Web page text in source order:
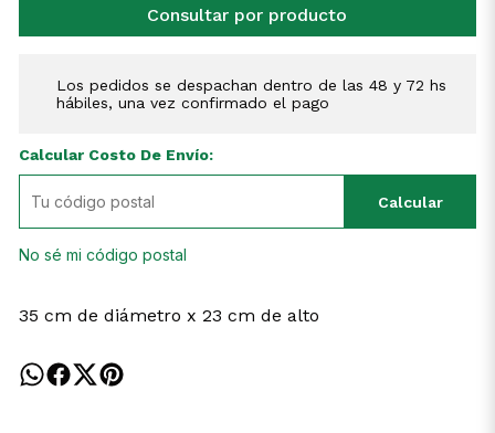
Consultar por producto
Los pedidos se despachan dentro de las 48 y 72 hs
hábiles, una vez confirmado el pago
Calcular Costo De Envío:
Calcular
No sé mi código postal
35 cm de diámetro x 23 cm de alto